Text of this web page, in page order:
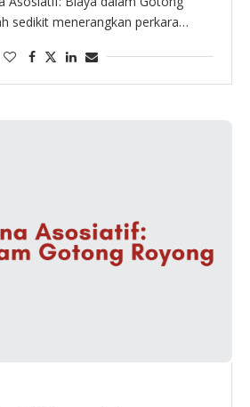
sedikit menerangkan perkara
pemaparan Leech (1985) ini dinilai